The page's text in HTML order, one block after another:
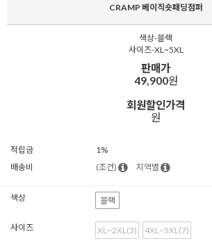
CRAMP 베이직숏패딩점퍼
색상-블랙
사이즈-XL~5XL
판매가
49,900원
회원할인가격
원
적립금
1%
배송비
(조건) 지역별
색상 블랙
사이즈 XL~2XL(3) 4XL~5XL(7)